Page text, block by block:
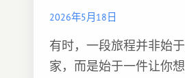
2026年5月18日
有时，一段旅程并非始
家，而是始于一件让你